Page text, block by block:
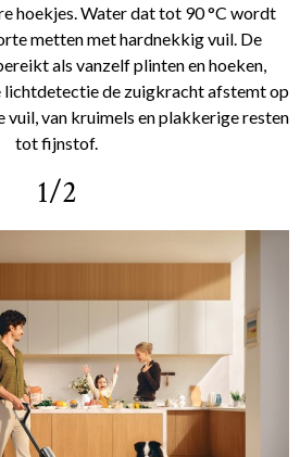
hoekjes. Water dat tot 90 °C wordt
metten met hardnekkig vuil. De
als vanzelf plinten en hoeken,
lichtdetectie de zuigkracht afstemt op
vuil, van kruimels en plakkerige resten
tot fijnstof.
1/2